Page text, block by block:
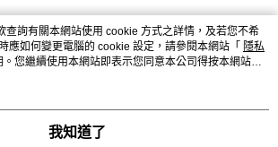
查詢有關本網站使用 cookie 方式之詳情，及若您不希
應如何變更電腦的 cookie 設定，請參閱本網站「 隱私
。您繼續使用本網站即表示您同意本公司得按本網站使
cookie。
我知道了